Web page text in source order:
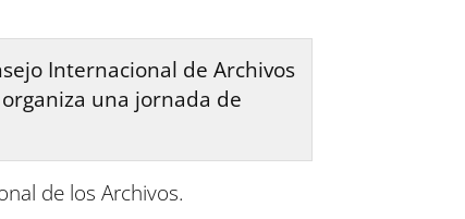
Internacional de Archivos
una jornada de
de los Archivos.